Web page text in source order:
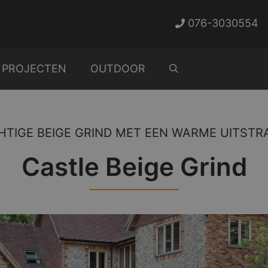
076-3030554
PROJECTEN OUTDOOR
BEIGE GRIND MET EEN WARME
Castle Beige Grind